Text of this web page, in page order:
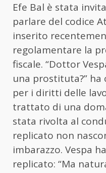
Efe Bal è stata
parlare del codice
inserito
regolamentare la
fiscale. “Dottor
una prostituta?”
per i diritti delle
trattato di una
stata rivolta al
replicato non
imbarazzo. Vespa
replicato: “Ma